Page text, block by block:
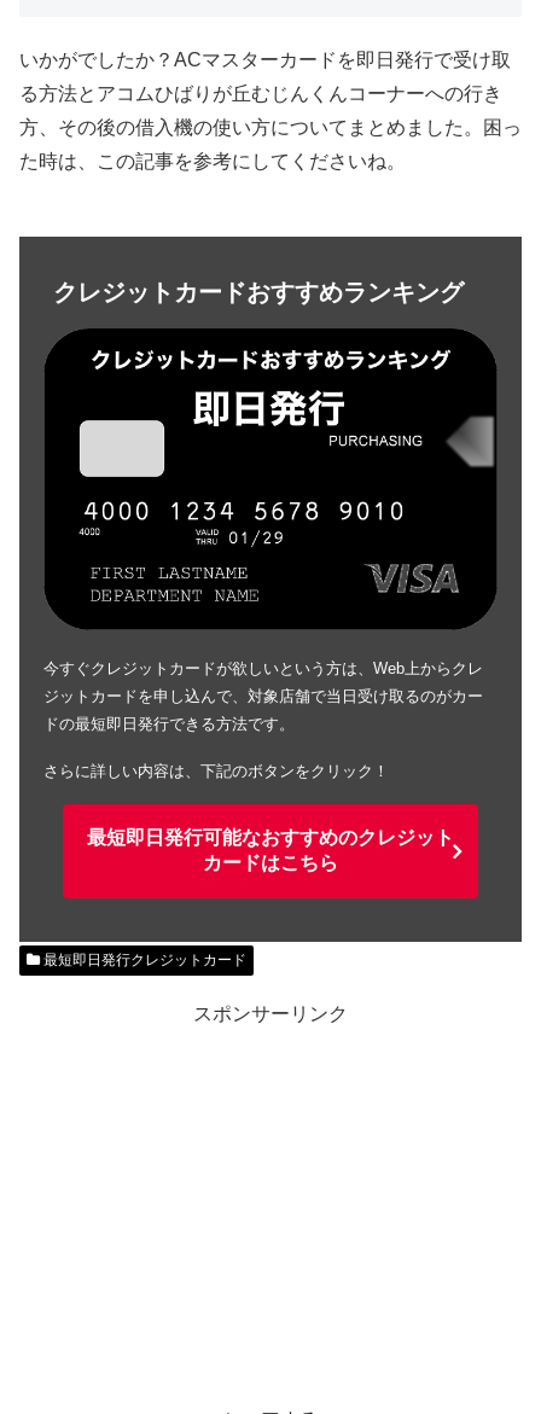
いかがでしたか？ACマスターカードを即日発行で受け取
る方法とアコムひばりが丘むじんくんコーナーへの行き
方、その後の借入機の使い方についてまとめました。困っ
た時は、この記事を参考にしてくださいね。
クレジットカードおすすめランキング
今すぐクレジットカードが欲しいという方は、Web上からクレ
ジットカードを申し込んで、対象店舗で当日受け取るのがカー
ドの最短即日発行できる方法です。
さらに詳しい内容は、下記のボタンをクリック！
最短即日発行可能なおすすめのクレジット
カードはこちら
最短即日発行クレジットカード
スポンサーリンク